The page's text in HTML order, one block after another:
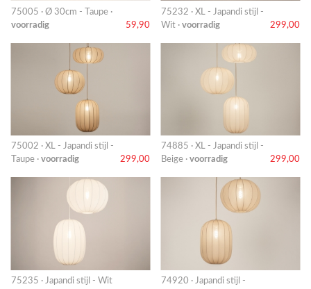
75005 · Ø 30cm - Taupe ·
voorradig
59,90
75232 · XL - Japandi stijl -
Wit · voorradig 299,00
75002 · XL - Japandi stijl -
Taupe · voorradig 299,00
74885 · XL - Japandi stijl -
Beige · voorradig 299,00
75235 · Japandi stijl - Wit
74920 · Japandi stijl -